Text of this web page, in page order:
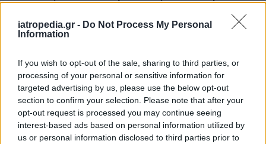
iatropedia.gr - Do Not Process My Personal
Information
If you wish to opt-out of the sale, sharing to third parties, or
processing of your personal or sensitive information for
targeted advertising by us, please use the below opt-out
section to confirm your selection. Please note that after your
opt-out request is processed you may continue seeing
interest-based ads based on personal information utilized by
us or personal information disclosed to third parties prior to
για διαβήτη και παχυσαρκία
ΕΙΔΗΣΕΙΣ 07 Αυγούστου 2026 19:33
ΙΣΑ: «Καμπανάκι» για τον ιό του Δυτικού Νείλου στην
Αττική – Τι ζητά από τις Αρχές